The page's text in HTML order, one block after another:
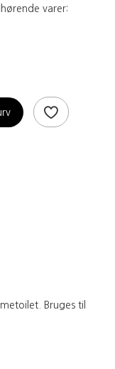
varer:
Bruges til